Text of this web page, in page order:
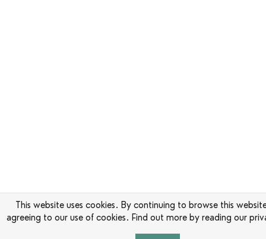
This website uses cookies. By continuing to browse this
agreeing to our use of cookies. Find out more by reading our